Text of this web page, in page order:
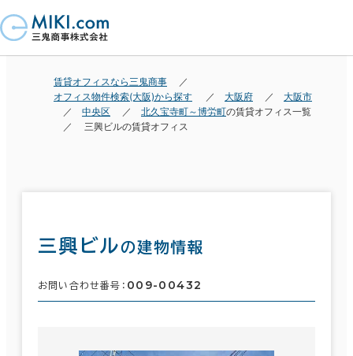
賃貸オフィスなら三鬼商事
オフィス物件検索(大阪)から探す
大阪府
大阪市
中央区
北久宝寺町～博労町の賃貸オフィス一覧
三興ビルの賃貸オフィス
三興ビルの建物情報
お問い合わせ番号： 009-00432